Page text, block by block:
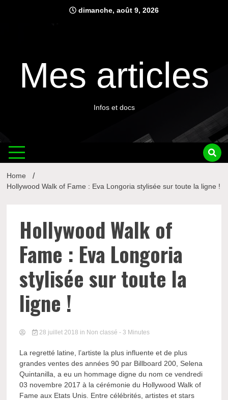
dimanche, août 9, 2026
Mes articles
Infos et docs
Home
Hollywood Walk of Fame : Eva Longoria stylisée sur toute la ligne !
Hollywood Walk of
Fame : Eva Longoria
stylisée sur toute la
ligne !
28 juillet 2018 in Non classé - 3 Minutes
La regretté latine, l’artiste la plus influente et de plus
grandes ventes des années 90 par Billboard 200, Selena
Quintanilla, a eu un hommage digne du nom ce vendredi
03 novembre 2017 à la cérémonie du Hollywood Walk of
Fame aux Etats Unis. Entre célébrités, artistes et stars